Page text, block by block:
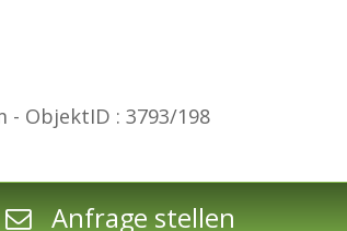
- ObjektID : 3793/198
Anfrage stellen